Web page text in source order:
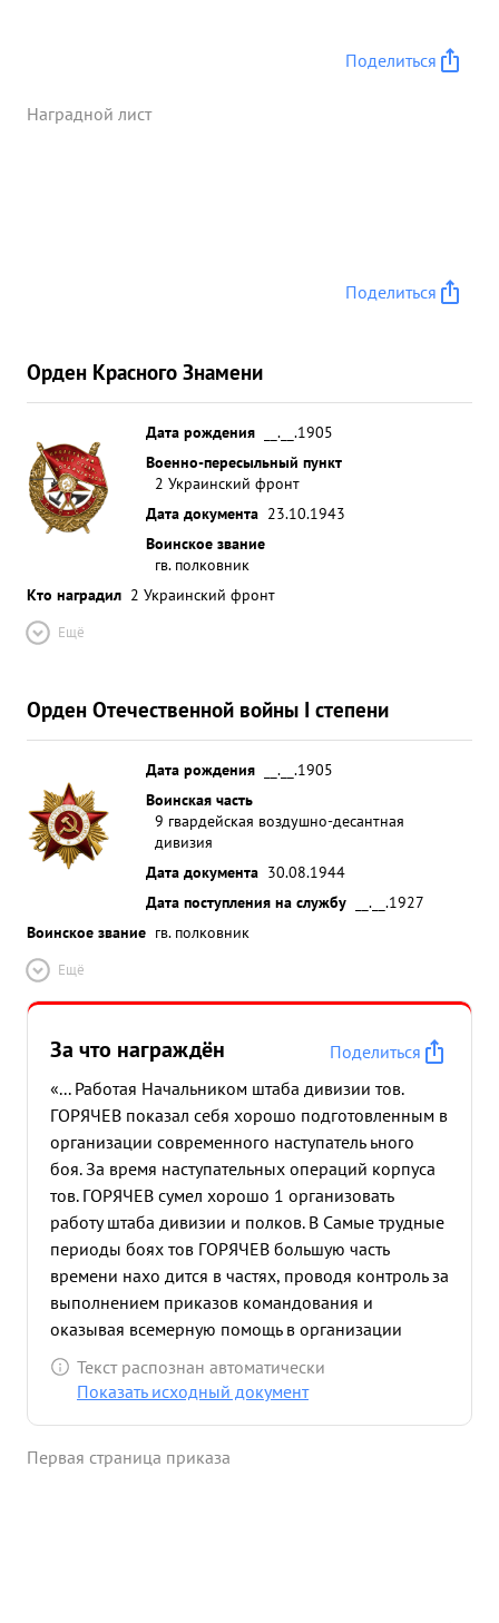
Поделиться
Наградной лист
Поделиться
Орден Красного Знамени
Дата рождения
__.__.1905
Военно-пересыльный пункт
2 Украинский фронт
Дата документа 23.10.1943
Воинское звание
гв. полковник
Кто наградил 2 Украинский фронт
Ещё
Орден Отечественной войны I степени
Дата рождения
__.__.1905
Воинская часть
9 гвардейская воздушно-десантная
дивизия
Дата документа 30.08.1944
Дата поступления на службу
__.__.1927
Воинское звание гв. полковник
Ещё
За что награждён
Поделиться
«... Работая Начальником штаба дивизии тов.
ГОРЯЧЕВ показал себя хорошо подготовленным в
организации современного наступатель ьного
боя. За время наступательных операций корпуса
тов. ГОРЯЧЕВ сумел хорошо 1 организовать
работу штаба дивизии и полков. В Самые трудные
периоды боях тов ГОРЯЧЕВ большую часть
времени нахо дится в частях, проводя контроль за
выполнением приказов командования и
оказывая всемерную помощь в организации
наступательного боя. в результате умелой
организации управления частями в наступательно
пунктов и сходу форсировала реку Вислока,
Текст распознан автоматически
Показать исходный документ
Первая страница приказа